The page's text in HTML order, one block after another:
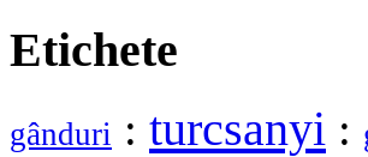
Etichete
gânduri : turcsanyi :